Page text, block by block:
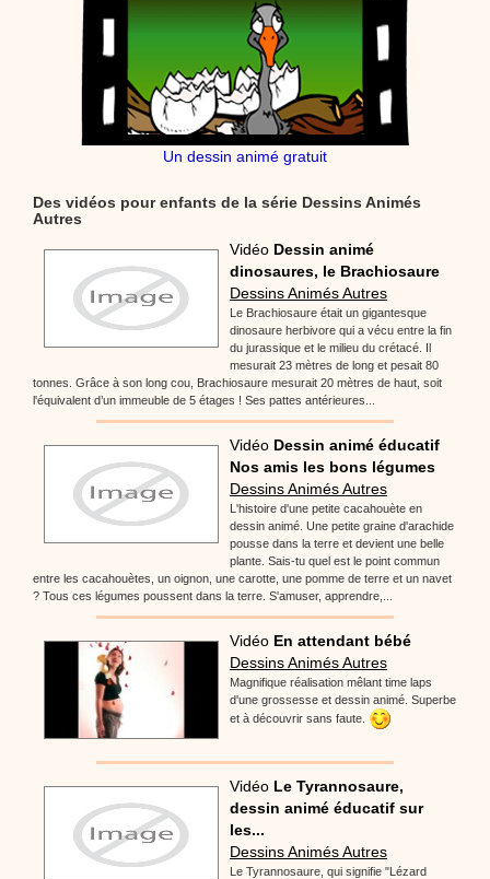
Un dessin animé gratuit
Des vidéos pour enfants de la série Dessins Animés
Autres
Vidéo Dessin animé
dinosaures, le Brachiosaure
Dessins Animés Autres
Le Brachiosaure était un gigantesque
dinosaure herbivore qui a vécu entre la fin
du jurassique et le milieu du crétacé. Il
mesurait 23 mètres de long et pesait 80
tonnes. Grâce à son long cou, Brachiosaure mesurait 20 mètres de haut, soit
l'équivalent d’un immeuble de 5 étages ! Ses pattes antérieures...
Vidéo Dessin animé éducatif
Nos amis les bons légumes
Dessins Animés Autres
L'histoire d'une petite cacahouète en
dessin animé. Une petite graine d'arachide
pousse dans la terre et devient une belle
plante. Sais-tu quel est le point commun
entre les cacahouètes, un oignon, une carotte, une pomme de terre et un navet
? Tous ces légumes poussent dans la terre. S'amuser, apprendre,...
Vidéo En attendant bébé
Dessins Animés Autres
Magnifique réalisation mêlant time laps
d'une grossesse et dessin animé. Superbe
et à découvrir sans faute.
Vidéo Le Tyrannosaure,
dessin animé éducatif sur
les...
Dessins Animés Autres
Le Tyrannosaure, qui signifie "Lézard